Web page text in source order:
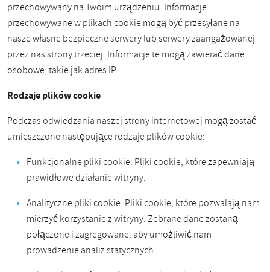
przechowywany na Twoim urządzeniu. Informacje
przechowywane w plikach cookie mogą być przesyłane na
nasze własne bezpieczne serwery lub serwery zaangażowanej
przez nas strony trzeciej. Informacje te mogą zawierać dane
osobowe, takie jak adres IP.
Rodzaje plików cookie
Podczas odwiedzania naszej strony internetowej mogą zostać
umieszczone następujące rodzaje plików cookie:
Funkcjonalne pliki cookie: Pliki cookie, które zapewniają
prawidłowe działanie witryny.
Analityczne pliki cookie: Pliki cookie, które pozwalają nam
mierzyć korzystanie z witryny. Zebrane dane zostaną
połączone i zagregowane, aby umożliwić nam
prowadzenie analiz statycznych.